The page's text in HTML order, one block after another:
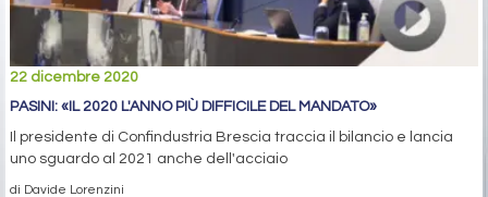
22 dicembre 2020
PASINI: «IL 2020 L'ANNO PIÙ DIFFICILE DEL MANDATO»
Il presidente di Confindustria Brescia traccia il bilancio e lancia
uno sguardo al 2021 anche dell'acciaio
di Davide Lorenzini